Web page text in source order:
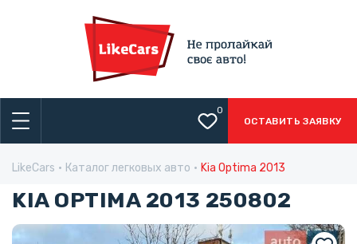
0
ОСТАВИТЬ ЗАЯВКУ
LikeCars Каталог легковых авто Kia Optima 2013
KIA OPTIMA 2013 250802